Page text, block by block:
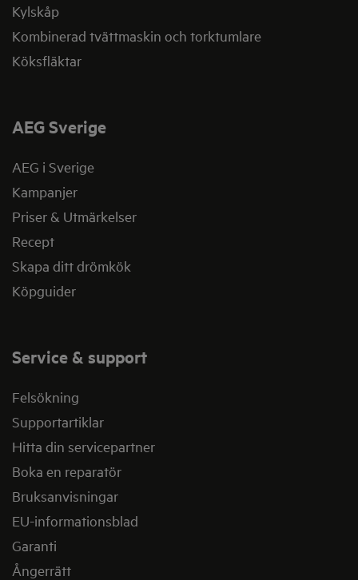
Kylskåp
Kombinerad tvättmaskin och torktumlare
Köksfläktar
AEG Sverige
AEG i Sverige
Kampanjer
Priser & Utmärkelser
Recept
Skapa ditt drömkök
Köpguider
Service & support
Felsökning
Supportartiklar
Hitta din servicepartner
Boka en reparatör
Bruksanvisningar
EU-informationsblad
Garanti
Ångerrätt